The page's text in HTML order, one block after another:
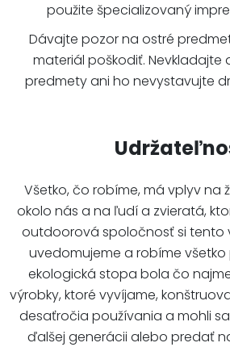
použite špecializovaný
Dávajte pozor na ostré
materiál poškodiť.
predmety ani ho nevystavujte
Všetko, čo robíme, má vplyv na
okolo nás a na ľudí a zvieratá,
outdoorová spoločnosť si tento
uvedomujeme a robíme
ekologická stopa bola čo
výrobky, ktoré vyvíjame,
desaťročia používania a mohli
ďalšej generácii alebo predať